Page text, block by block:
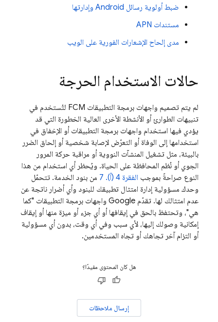
ضبط أولوية رسائل Android وإدارتها
مستندات APN
مدى إلحاح الإشعارات الفورية على الويب
حالات الاستخدام الحرجة
لم يتم تصميم واجهات برمجة التطبيقات FCM لتُستخدم في
تنبيهات الطوارئ أو الأنشطة الأخرى العالية الخطورة التي قد
يؤدي فيها استخدام واجهات برمجة التطبيقات أو الإخفاق في
استخدامها إلى الوفاة أو التعرّض لإصابة شخصية أو إلحاق الضرر
بالبيئة، مثل تشغيل المنشآت النووية أو مراقبة حركة المرور
الجوي أو نُظم المحافظة على الحياة. ويُحظر أي استخدام من هذا
النوع صراحةً بموجب الفقرة 4 (أ). ‫7
من بنود الخدمة. تتحمّل
وحدك مسؤولية إدارة امتثال تطبيقك للبنود وأي أضرار ناتجة عن
عدم امتثالك لها. تقدّم Google واجهات برمجة التطبيقات "كما
هي"، وتحتفظ بالحق في إيقافها أو أي جزء أو ميزة منها أو إيقاف
إمكانية وصولك إليها، لأي سبب وفي أي وقت، بدون أي مسؤولية
أو التزام آخر تجاهك أو تجاه المستخدمين.
هل كان المحتوى مفيدًا؟
إرسال ملاحظات